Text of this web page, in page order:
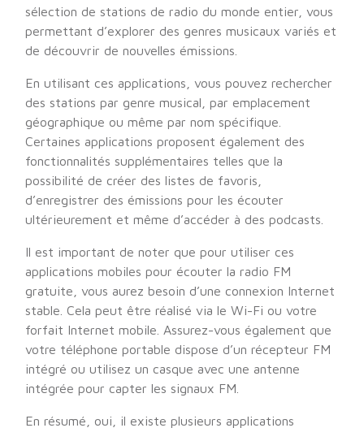
sélection de stations de radio du monde entier, vous
permettant d’explorer des genres musicaux variés et
de découvrir de nouvelles émissions.
En utilisant ces applications, vous pouvez rechercher
des stations par genre musical, par emplacement
géographique ou même par nom spécifique.
Certaines applications proposent également des
fonctionnalités supplémentaires telles que la
possibilité de créer des listes de favoris,
d’enregistrer des émissions pour les écouter
ultérieurement et même d’accéder à des podcasts.
Il est important de noter que pour utiliser ces
applications mobiles pour écouter la radio FM
gratuite, vous aurez besoin d’une connexion Internet
stable. Cela peut être réalisé via le Wi-Fi ou votre
forfait Internet mobile. Assurez-vous également que
votre téléphone portable dispose d’un récepteur FM
intégré ou utilisez un casque avec une antenne
intégrée pour capter les signaux FM.
En résumé, oui, il existe plusieurs applications